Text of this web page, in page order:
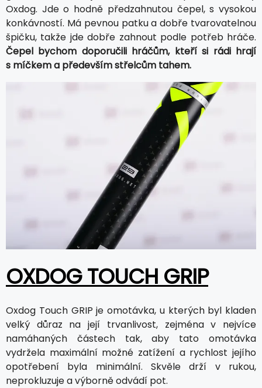
Oxdog. Jde o hodně předzahnutou čepel, s vysokou
konkávností. Má pevnou patku a dobře tvarovatelnou
špičku, takže jde dobře zahnout podle potřeb hráče.
Čepel bychom doporučili hráčům, kteří si rádi hrají
s míčkem a především střelcům tahem.
OXDOG TOUCH GRIP
Oxdog Touch GRIP je omotávka, u kterých byl kladen
velký důraz na její trvanlivost, zejména v nejvíce
namáhaných částech tak, aby tato omotávka
vydržela maximální možné zatížení a rychlost jejího
opotřebení byla minimální. Skvěle drží v rukou,
neprokluzuje a výborně odvádí pot.